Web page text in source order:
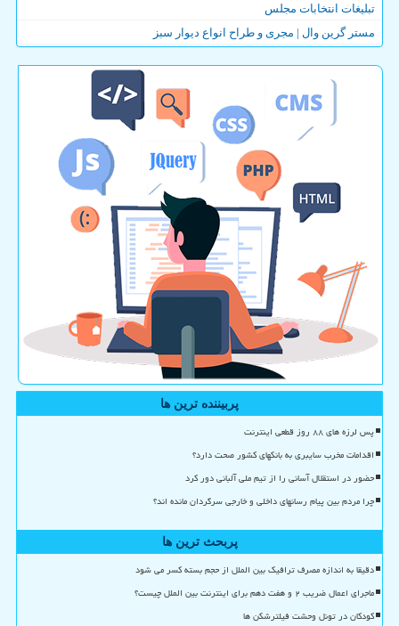
تبلیغات انتخابات مجلس
مستر گرین وال | مجری و طراح انواع دیوار سبز
پربیننده ترین ها
پس لرزه های ۸۸ روز قطعی اینترنت
اقدامات مخرب سایبری به بانکهای کشور صحت دارد؟
حضور در استقلال آسانی را از تیم ملی آلبانی دور کرد
چرا مردم بین پیام رسانهای داخلی و خارجی سرگردان مانده اند؟
پربحث ترین ها
دقیقا به اندازه مصرف ترافیک بین الملل از حجم بسته کسر می شود
ماجرای اعمال ضریب ۲ و هفت دهم برای اینترنت بین الملل چیست؟
کودکان در تونل وحشت فیلترشکن ها